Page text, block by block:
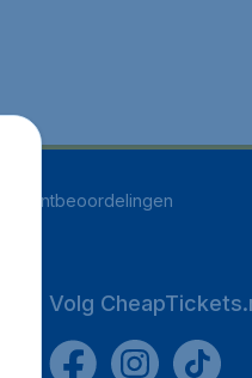
klantbeoordelingen
Volg